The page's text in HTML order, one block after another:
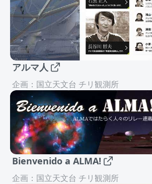
アルマ人
企画：国立天文台 チリ観測所
Bienvenido a ALMA!
企画：国立天文台 チリ観測所